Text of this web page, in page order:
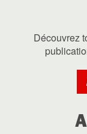
Découvrez